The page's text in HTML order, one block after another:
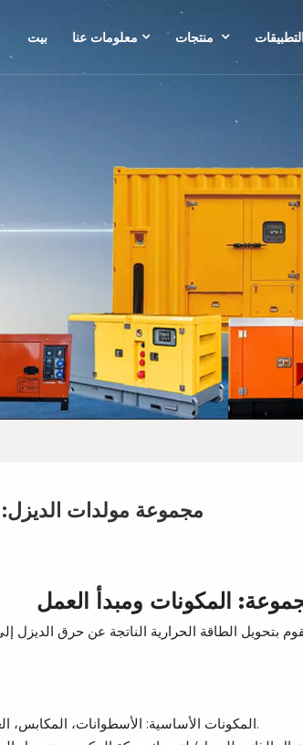
بيت معلومات عنا التطبيقات
مجموعة مولدات الديزل:
المكونات ومبدأ العمل
بتحويل الطاقة الحرارية الناتجة عن حرق الديزل
المكونات الأساسية: الأسطوانات، المكابس، العمود المرفقي، نظام حقن الوقود.